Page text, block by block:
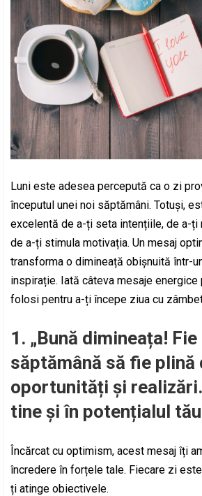
Luni este adesea percepută ca o zi
începutul unei noi săptămâni. Totuși,
excelentă de a-ți seta intențiile, de a-ți
de a-ți stimula motivația. Un mesaj
transforma o dimineață obișnuită într-
inspirație. Iată câteva mesaje
folosi pentru a-ți începe ziua cu
1. „Bună dimineața!
săptămână să fie plină
oportunități și
tine și în potențialul
Încărcat cu optimism, acest mesaj îți
încredere în forțele tale. Fiecare zi
ți atinge obiectivele.